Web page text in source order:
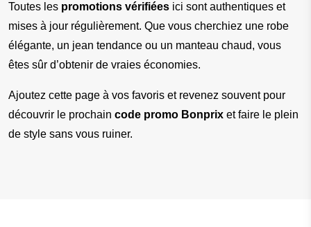
Toutes les promotions vérifiées ici sont authentiques et
mises à jour régulièrement. Que vous cherchiez une robe
élégante, un jean tendance ou un manteau chaud, vous
êtes sûr d’obtenir de vraies économies.
Ajoutez cette page à vos favoris et revenez souvent pour
découvrir le prochain code promo Bonprix et faire le plein
de style sans vous ruiner.